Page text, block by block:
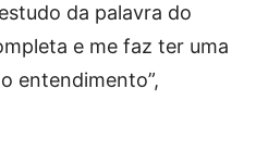
da palavra do
e me faz ter uma
entendimento”,